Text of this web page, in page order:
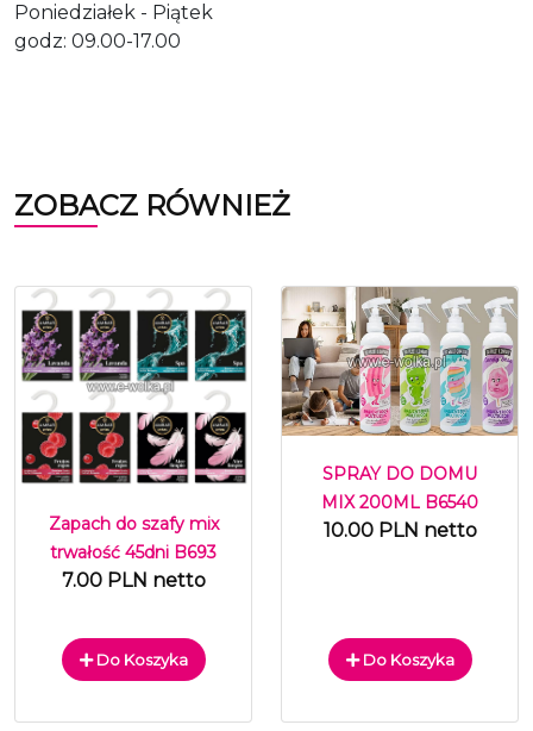
Poniedziałek - Piątek
godz: 09.00-17.00
ZOBACZ RÓWNIEŻ
Zapach do szafy mix
trwałość 45dni B693
7.00 PLN netto
Do Koszyka
SPRAY DO DOMU
MIX 200ML B6540
10.00 PLN netto
Do Koszyka